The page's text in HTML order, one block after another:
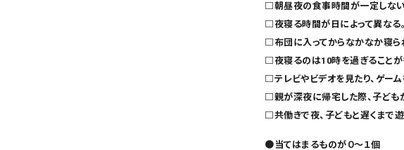
□朝昼夜の食事時間が一定しない
□夜寝る時間が日によって異なる。
□布団に入ってからなかなか寝ら
□夜寝るのは10時を過ぎることが
□テレビやビデオを見たり、ゲーム
□親が深夜に帰宅した際、子ども
□共働きで夜、子どもと遅くまで遊
●当てはまるものが０〜１個